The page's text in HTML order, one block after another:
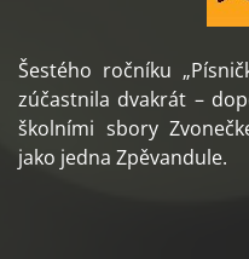
Šestého ročníku
zúčastnila dvakrát –
školními sbory
jako jedna Zpěvandule.